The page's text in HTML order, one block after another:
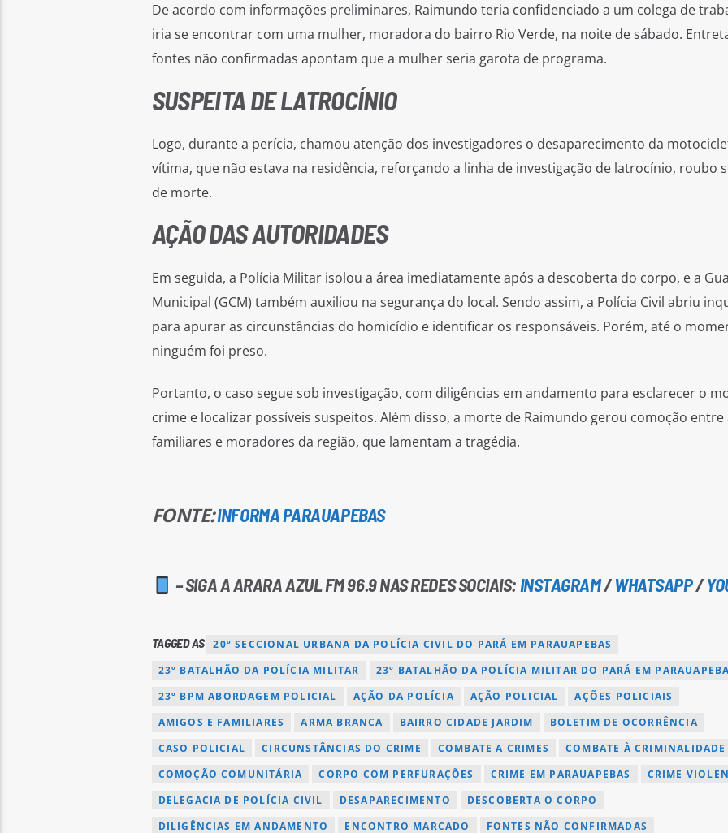
De acordo com informações preliminares, Raimundo teria confidenciado a um colega de
iria se encontrar com uma mulher, moradora do bairro Rio Verde, na noite de sábado.
fontes não confirmadas apontam que a mulher seria garota de programa.
SUSPEITA DE LATROCÍNIO
Logo, durante a perícia, chamou atenção dos investigadores o desaparecimento da
vítima, que não estava na residência, reforçando a linha de investigação de latrocínio, roubo
de morte.
AÇÃO DAS AUTORIDADES
Em seguida, a Polícia Militar isolou a área imediatamente após a descoberta do corpo, e a
Municipal (GCM) também auxiliou na segurança do local. Sendo assim, a Polícia Civil abriu
para apurar as circunstâncias do homicídio e identificar os responsáveis. Porém, até o
ninguém foi preso.
Portanto, o caso segue sob investigação, com diligências em andamento para esclarecer o
crime e localizar possíveis suspeitos. Além disso, a morte de Raimundo gerou comoção entre
familiares e moradores da região, que lamentam a tragédia.
FONTE:INFORMA PARAUAPEBAS
– SIGA A ARARA AZUL FM 96.9 NAS REDES SOCIAIS:INSTAGRAM/WHATSAPP/
TAGGED AS 20º SECCIONAL URBANA DA POLÍCIA CIVIL DO PARÁ EM PARAUAPEBAS
23º BATALHÃO DA POLÍCIA MILITAR
23º BATALHÃO DA POLÍCIA MILITAR DO PARÁ EM
23º BPM ABORDAGEM POLICIAL
AÇÃO DA POLÍCIA AÇÃO POLICIAL
AÇÕES POLICIAIS
AMIGOS E FAMILIARES
ARMA BRANCA BAIRRO CIDADE JARDIM
BOLETIM DE OCORRÊNCIA
CASO POLICIAL
CIRCUNSTÂNCIAS DO CRIME COMBATE A CRIMES
COMBATE À CRIMINALIDADE
COMOÇÃO COMUNITÁRIA
CORPO COM PERFURAÇÕES CRIME EM PARAUAPEBAS
CRIME
DELEGACIA DE POLÍCIA CIVIL
DESAPARECIMENTO
DESCOBERTA O CORPO
DILIGÊNCIAS EM ANDAMENTO
ENCONTRO MARCADO
FONTES NÃO CONFIRMADAS